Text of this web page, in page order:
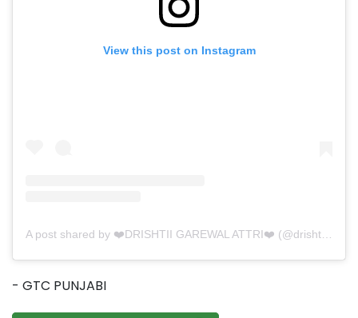
View this post on Instagram
A post shared by ❤️DRISHTII GAREWAL ATTRI❤️ (@drishtiigarewal9)
- GTC PUNJABI